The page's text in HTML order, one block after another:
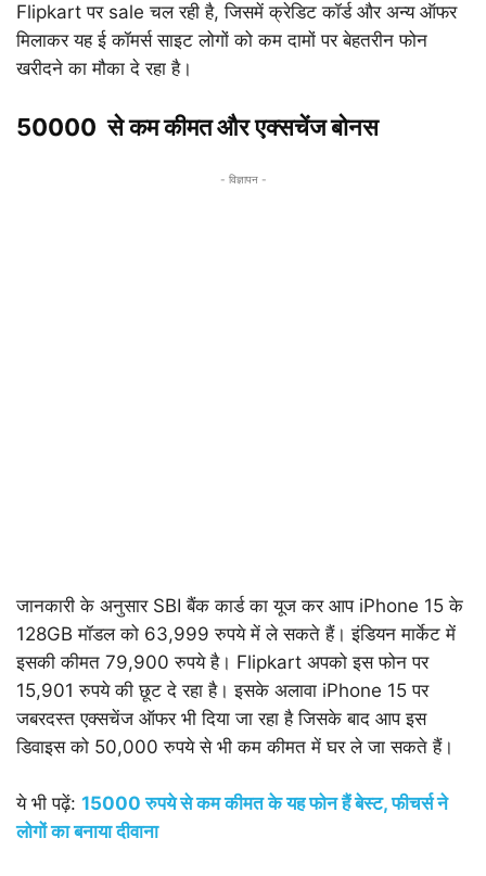
Flipkart पर sale चल रही है, जिसमें क्रेडिट कॉर्ड और अन्य ऑफर
मिलाकर यह ई कॉमर्स साइट लोगों को कम दामों पर बेहतरीन फोन
खरीदने का मौका दे रहा है।
50000 से कम कीमत और एक्सचेंज बोनस
- विज्ञापन -
जानकारी के अनुसार SBI बैंक कार्ड का यूज कर आप iPhone 15 के
128GB मॉडल को 63,999 रुपये में ले सकते हैं। इंडियन मार्केट में
इसकी कीमत 79,900 रुपये है। Flipkart अपको इस फोन पर
15,901 रुपये की छूट दे रहा है। इसके अलावा iPhone 15 पर
जबरदस्त एक्सचेंज ऑफर भी दिया जा रहा है जिसके बाद आप इस
डिवाइस को 50,000 रुपये से भी कम कीमत में घर ले जा सकते हैं।
ये भी पढ़ें: 15000 रुपये से कम कीमत के यह फोन हैं बेस्ट, फीचर्स ने
लोगों का बनाया दीवाना